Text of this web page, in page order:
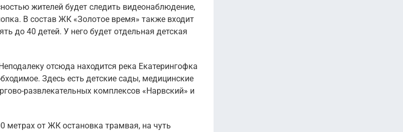
жителей будет следить видеонаблюдение,
В состав ЖК «Золотое время» также входит
до 40 детей. У него будет отдельная детская
отсюда находится река Екатерингофка
Здесь есть детские сады, медицинские
развлекательных комплексов «Нарвский» и
метрах от ЖК остановка трамвая, на чуть